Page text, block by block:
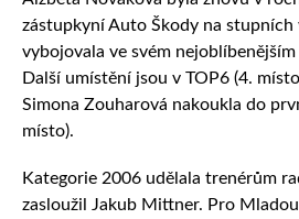
zástupkyní Auto Škody na
vybojovala ve svém
Další umístění jsou v TOP6 (4.
Simona Zouharová nakoukla do
místo).
Kategorie 2006 udělala trenérům
zasloužil Jakub Mittner. Pro Mladou